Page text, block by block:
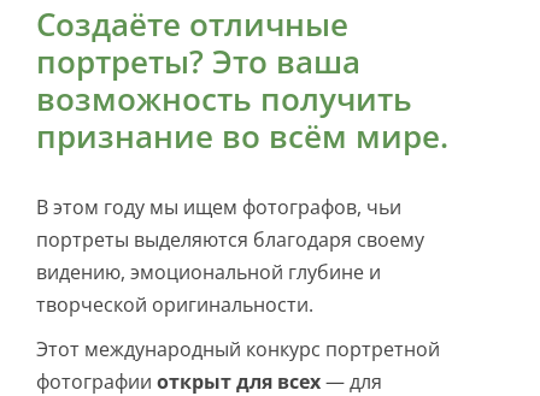
Создаёте отличные
портреты? Это ваша
возможность получить
признание во всём мире.
В этом году мы ищем фотографов, чьи
портреты выделяются благодаря своему
видению, эмоциональной глубине и
творческой оригинальности.
Этот международный конкурс портретной
фотографии открыт для всех— для